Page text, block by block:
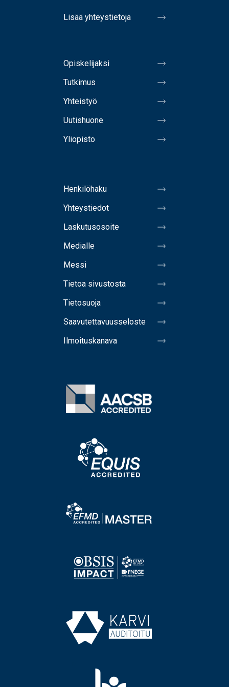
Lisää yhteystietoja
Opiskelijaksi
Tutkimus
Yhteistyö
Uutishuone
Yliopisto
Henkilöhaku
Yhteystiedot
Laskutusosoite
Medialle
Messi
Tietoa sivustosta
Tietosuoja
Saavutettavuusseloste
Ilmoituskanava
Image
Image
Image
Image
Image
Image